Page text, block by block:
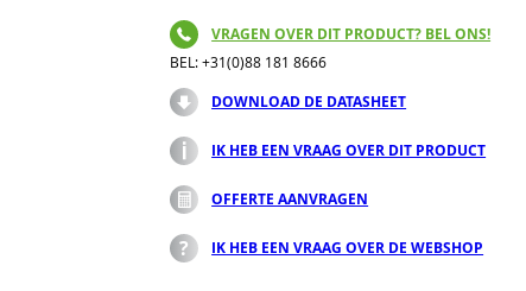
VRAGEN OVER DIT PRODUCT? BEL ONS!
BEL: +31(0)88 181 8666
DOWNLOAD DE DATASHEET
IK HEB EEN VRAAG OVER DIT PRODUCT
OFFERTE AANVRAGEN
IK HEB EEN VRAAG OVER DE WEBSHOP